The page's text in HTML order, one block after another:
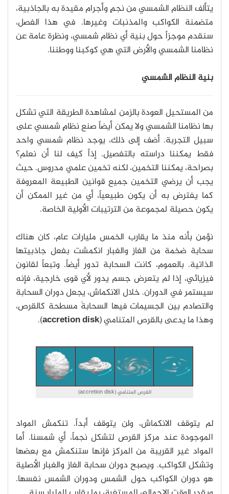
يتألف النظام الشمسي من نجمٍ وأجرام مقيدة به بالجاذبية،
متضمنة الكواكب والمذنبات وغيرها. في هذا الفصل،
سنقدم موجزاً حول بنية أي نظام شمسي، ونظرة عامة عن
نظامنا الشمسي والأرض التي هي كوكبنا ووطننا.
بنية النظام الشمسي
من المستحيل العودة بالزمن لمشاهدة الطريقة التي تشكل
بها نظامنا الشمسي ولا يمكن أيضاً صنع نظامٍ شمسي على
سبيل التجربة. أضف إلى ذلك، يوجد نظام شمسي واحد
فقط يمكننا دراسته بالتفصيل. إذاً كيف لنا أن نعلم؟
بصراحة، يمكننا التخمين، لكنه تخمين علمي مدروس. حيث
يجب أن يرضي التخمين جميع قوانين الطبيعة المعروفة
كما يفترض به أن يكون طبيعياً، أي من غير الممكن أن
يكون حصيلة لمجموعة من الترتيبات الأولية الخاصة.
نؤمن بأنه منذ ما يقارب الخمس مليارات عام، كان هناك
سحابة ضخمة من الغاز والغبار انكمشت بفعل جاذبيتها
الذاتية. بالعموم، كانت السحابة تدور أيضاً. وتبعاً لقانون
فيزيائي، إذا لم يتعرض جسم يدور لأي قوى خارجية، فإنه
سيستمر في الدوران. خلال الانكماش، يجعل دوران السحابة
والتصادم بين الجسيمات فيها السحابةَ مسطحة كالقرص،
وهذا ما يدعى بالقرص المتنامي (accretion disk
).
القرص المتنامي (accretion disk)
لم يتوقف الانكماش، ولن يتوقف أبداً. تنكمش المواد
الموجودة عند مركز القرص لتشكل نجماً، أي شمسنا. أما
المواد غير القريبة من المركز فإنها ستنكمش مع بعضها
وتشكل الكواكب. ويصبح دوران سحابة الغاز والغبار الأصلية
هو دوران الكواكب حول الشمس ودوران الشمس نفسها.